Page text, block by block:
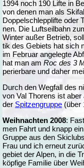
1994 noch 190 Lif­te in
von de­nen man als
Dop­pel­schlepp­lif­te oder
nen. Die Luft­seil­bahn
Win­ter au­ßer Be­trieb,
tik des Ge­biets hat sich
im Fe­bru­ar an­ge­leg­te
hat man am Roc des 3
pe­rier­ba­re und da­her
Durch den Weg­fall des
von Val Tho­rens ist
der Spit­zen­grup­pe (über
Weih­nach­ten 2008:
men Fahrt und knapp
Grup­pe aus den Skic­lubs
Frau und ich er­neut
ge­biet der Al­pen, in die
köp­fi­ge Fa­mi­lie über